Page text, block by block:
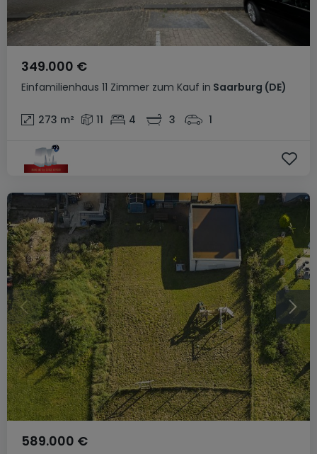
Einfamilienhaus 11 Zimmer zum Kauf in Saarburg (DE)
349.000 €
273 m² 11 4 3 1
589.000 €